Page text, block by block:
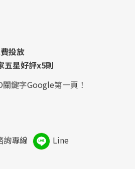
投放
五星好評x5則
鍵字Google第一頁！
詢專線
Line